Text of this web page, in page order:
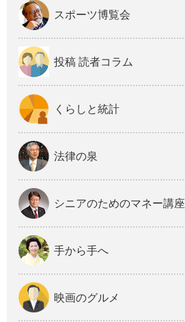
スポーツ博覧会
投稿 読者コラム
くらしと統計
法律の泉
シニアのためのマネー講座
手から手へ
映画のグルメ